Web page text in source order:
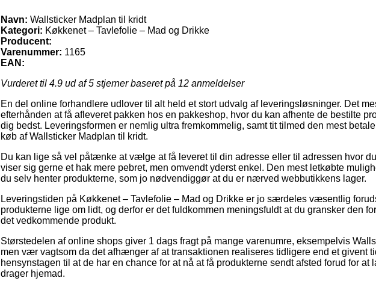
Navn: Wallsticker Madplan til kridt
Kategori: Køkkenet – Tavlefolie – Mad og Drikke
Producent:
Varenummer: 1165
EAN:
Vurderet til 4.9 ud af 5 stjerner baseret på 12 anmeldelser
En del online forhandlere udlover til alt held et stort udvalg af leveringsløsninger. Det
efterhånden at få afleveret pakken hos en pakkeshop, hvor du kan afhente de bestilte
dig bedst. Leveringsformen er nemlig ultra fremkommelig, samt tit tilmed den mest
køb af Wallsticker Madplan til kridt.
Du kan lige så vel påtænke at vælge at få leveret til din adresse eller til adressen hvor
viser sig gerne et hak mere pebret, men omvendt yderst enkel. Den mest letkøbte
du selv henter produkterne, som jo nødvendiggør at du er nærved webbutikkens lager.
Leveringstiden på Køkkenet – Tavlefolie – Mad og Drikke er jo særdeles væsentlig
produkterne lige om lidt, og derfor er det fuldkommen meningsfuldt at du gransker den
det vedkommende produkt.
Størstedelen af online shops giver 1 dags fragt på mange varenumre, eksempelvis
men vær vagtsom da det afhænger af at transaktionen realiseres tidligere end et givent
hensynstagen til at de har en chance for at nå at få produkterne sendt afsted forud for at
drager hjemad.